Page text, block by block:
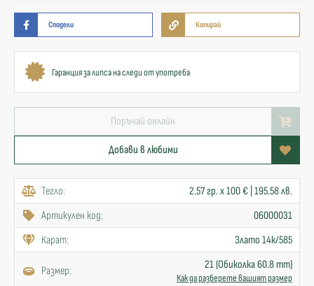
Сподели Копирай
Гаранция за липса на следи от употреба
Поръчай онлайн
Добави в любими
Тегло:
2.57 гр. x 100 € | 195.58 лв.
Артикулен код:
06000031
Карат:
Злато 14к/585
Размер: 21 (Обиколка 60.8 mm)
Как да разберете вашият размер